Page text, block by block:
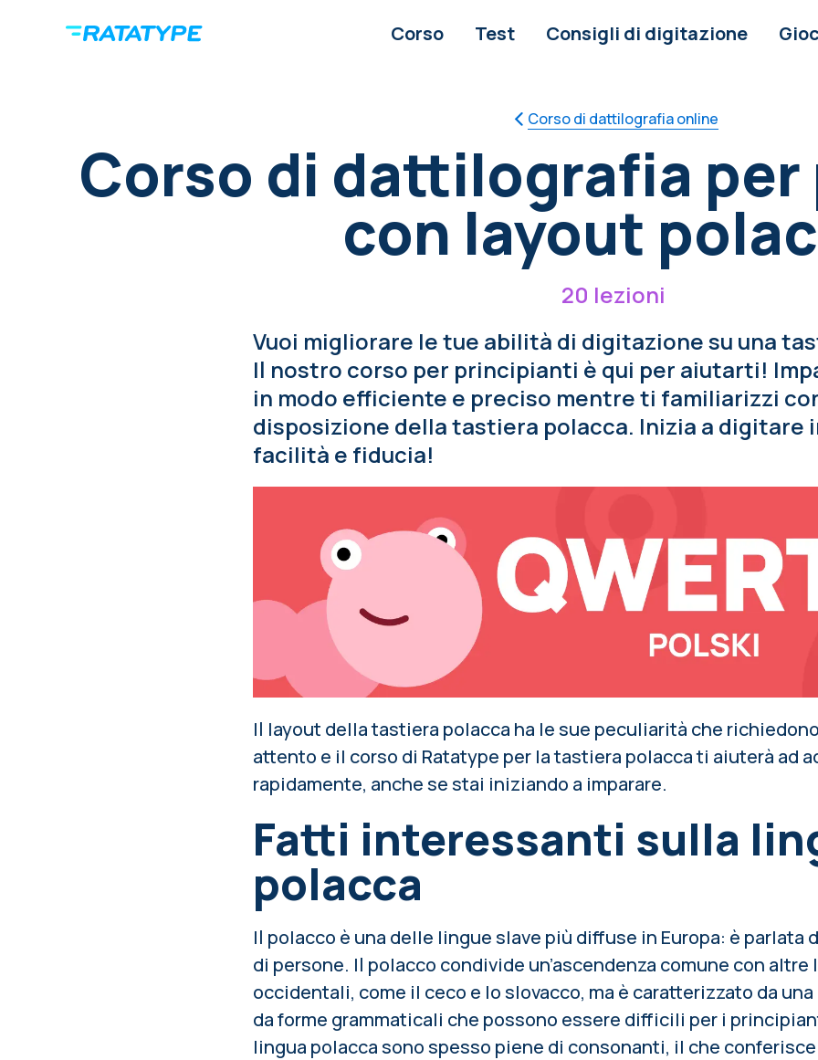
Corso Test Consigli di digitazione
Сorso di dattilografia online
Corso di dattilografia
con layout
20 lezioni
Vuoi migliorare le tue abilità di digitazione su una
Il nostro corso per principianti è qui per aiutarti!
in modo efficiente e preciso mentre ti familiarizzi
disposizione della tastiera polacca. Inizia a digitare
facilità e fiducia!
Il layout della tastiera polacca ha le sue peculiarità che
attento e il corso di Ratatype per la tastiera polacca ti aiuterà ad
rapidamente, anche se stai iniziando a imparare.
Fatti interessanti sulla
polacca
Il polacco è una delle lingue slave più diffuse in Europa: è parlata
di persone. Il polacco condivide un’ascendenza comune con altre
occidentali, come il ceco e lo slovacco, ma è caratterizzato da
da forme grammaticali che possono essere difficili per i
lingua polacca sono spesso piene di consonanti, il che